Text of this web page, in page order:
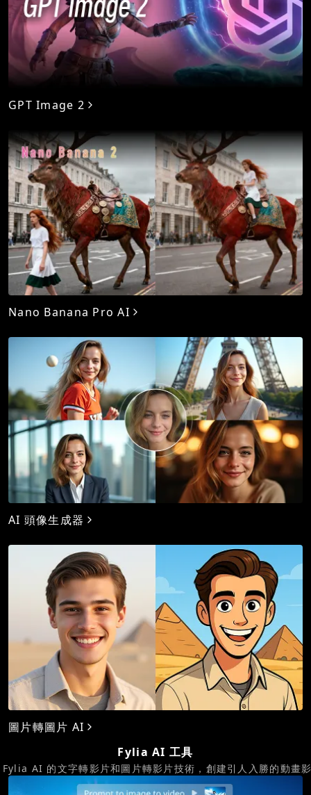
GPT Image 2
Nano Banana Pro AI
AI 頭像生成器
圖片轉圖片 AI
Fylia AI 工具
AI 的文字轉影片和圖片轉影片技術，創建引人入勝的動畫